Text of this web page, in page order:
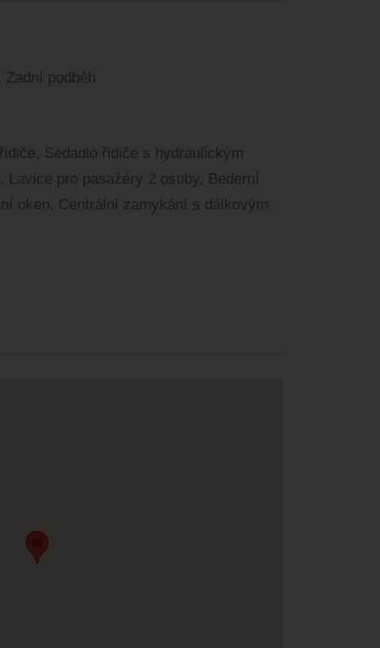
Zadní podběh
Sedadlo řidiče s hydraulickým
pro pasažéry 2 osoby, Bederní
oken, Centrální zamykání s dálkovým